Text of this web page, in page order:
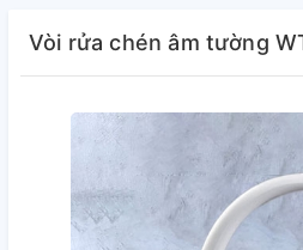
Vòi rửa chén âm tường